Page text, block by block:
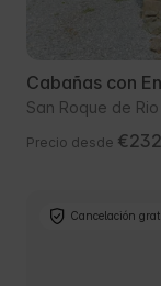
Cabañas con
San Roque de
Precio desde €232
Cancelación